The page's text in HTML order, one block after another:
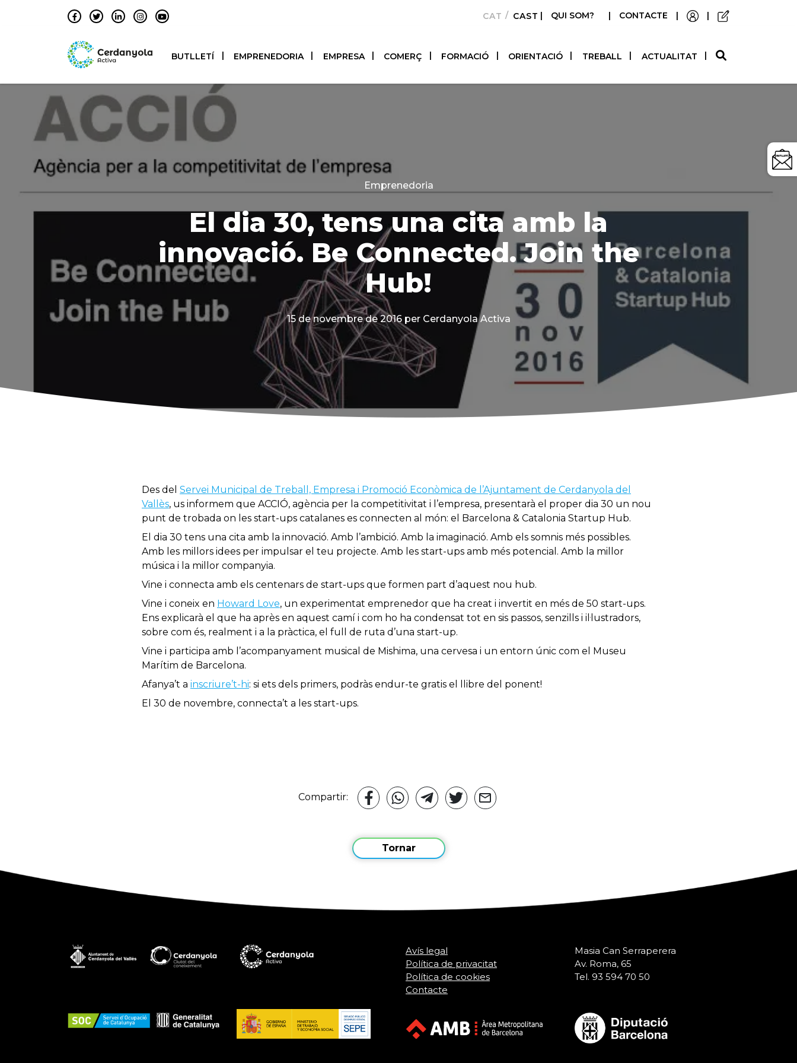
CATALÀCASTELLANO
| QUI SOM? | CONTACTE | |
BUTLLETÍ EMPRENEDORIA EMPRESA COMERÇ FORMACIÓ ORIENTACIÓ TREBALL ACTUALITAT
Categories
Emprenedoria
El dia 30, tens una cita amb la
innovació. Be Connected. Join the
Hub!
15 de novembre de 2016 per Cerdanyola Activa
Des del Servei Municipal de Treball, Empresa i Promoció Econòmica de l’Ajuntament de Cerdanyola del
Vallès, us informem que ACCIÓ, agència per la competitivitat i l’empresa, presentarà el proper dia 30 un nou
punt de trobada on les start-ups catalanes es connecten al món: el Barcelona & Catalonia Startup Hub.
El dia 30 tens una cita amb la innovació. Amb l’ambició. Amb la imaginació. Amb els somnis més possibles.
Amb les millors idees per impulsar el teu projecte. Amb les start-ups amb més potencial. Amb la millor
música i la millor companyia.
Vine i connecta amb els centenars de start-ups que formen part d’aquest nou hub.
Vine i coneix en Howard Love, un experimentat emprenedor que ha creat i invertit en més de 50 start-ups.
Ens explicarà el que ha après en aquest camí i com ho ha condensat tot en sis passos, senzills i il·lustradors,
sobre com és, realment i a la pràctica, el full de ruta d’una start-up.
Vine i participa amb l’acompanyament musical de Mishima, una cervesa i un entorn únic com el Museu
Marítim de Barcelona.
Afanya’t a inscriure’t-hi: si ets dels primers, podràs endur-te gratis el llibre del ponent!
El 30 de novembre, connecta’t a les start-ups.
Compartir:
Tornar
Avís legal
Política de privacitat
Política de cookies
Contacte
Masia Can Serraperera
Av. Roma, 65
Tel. 93 594 70 50